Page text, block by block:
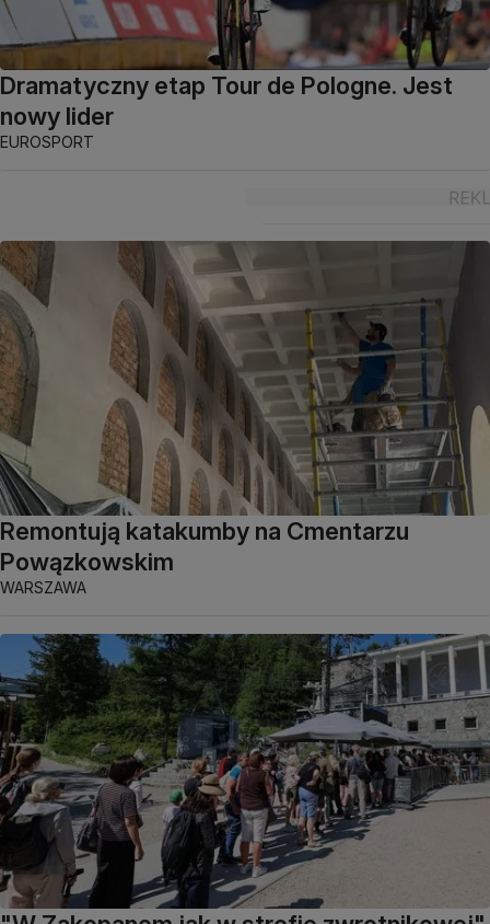
Dramatyczny etap Tour de Pologne. Jest
nowy lider
EUROSPORT
Remontują katakumby na Cmentarzu
Powązkowskim
WARSZAWA